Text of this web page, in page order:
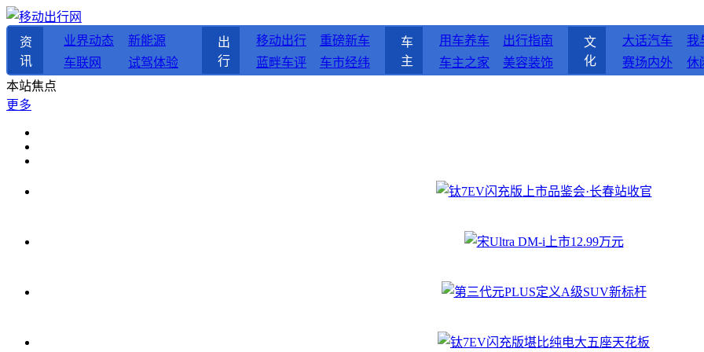
资
讯
业界动态
新能源
车联网
试驾体验
出
行
移动出行
重磅新车
蓝畔车评
车市经纬
车
主
用车养车
出行指南
车主之家
美容装饰
文
化
大话汽车
我
赛场内外
休
本站焦点
更多